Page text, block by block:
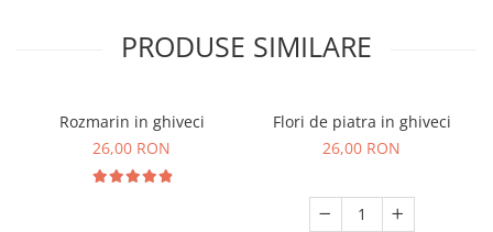
PRODUSE SIMILARE
Rozmarin in ghiveci
26,00 RON
Flori de piatra in ghiveci
26,00 RON